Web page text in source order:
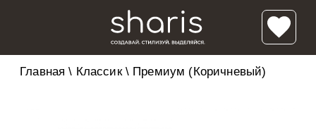
Главная \ Классик\ Премиум (Коричневый)